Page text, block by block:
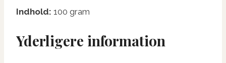
Indhold: 100 gram
Yderligere information